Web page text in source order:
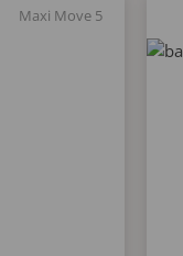
Maxi Move 5